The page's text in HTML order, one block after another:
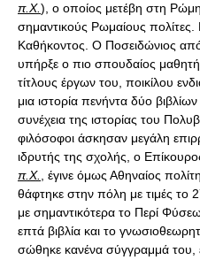
π.Χ.), ο οποίος μετέβη στη
σημαντικούς Ρωμαίους
Καθήκοντος. Ο Ποσειδώνιος
υπήρξε ο πιο σπουδαίος
τίτλους έργων του, ποικίλου
μια ιστορία πενήντα δύο
συνέχεια της ιστορίας του
φιλόσοφοι άσκησαν μεγάλη
ιδρυτής της σχολής, ο
π.Χ.
, έγινε όμως Αθηναίος
θάφτηκε στην πόλη με τιμές το
με σημαντικότερα το Περί
επτά βιβλία και το
σώθηκε κανένα σύγγραμμά του,